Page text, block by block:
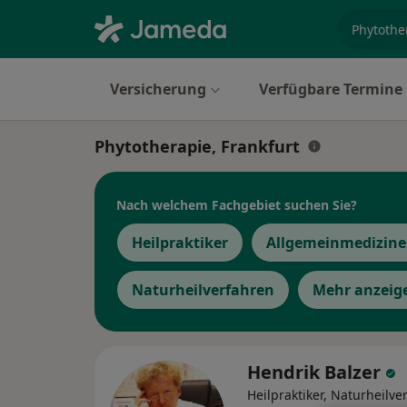
Versicherung Verfügbare Termine
Phytotherapie, Frankfurt
Nach welchem Fachgebiet suchen Sie?
Heilpraktiker
Naturheilverfahren Mehr
Hendrik Balzer
Heilpraktiker,